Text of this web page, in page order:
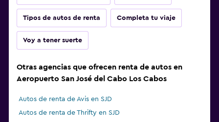
Tipos de autos de renta Completa tu viaje
Voy a tener suerte
Otras agencias que ofrecen renta de autos en
Aeropuerto San José del Cabo Los Cabos
Autos de renta de Avis en SJD
Autos de renta de Thrifty en SJD